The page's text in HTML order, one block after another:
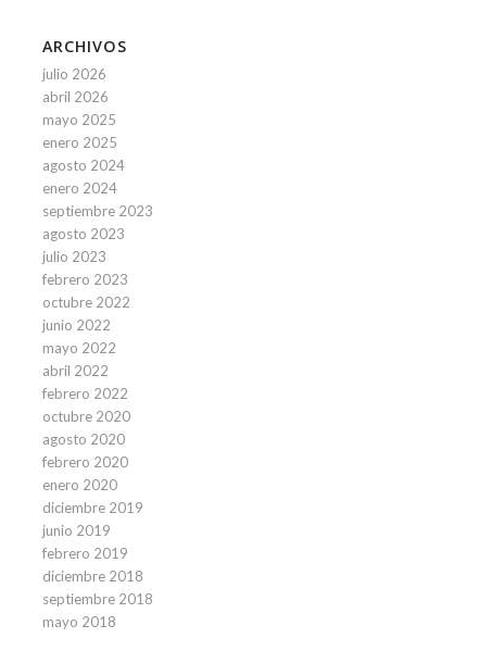
ARCHIVOS
julio 2026
abril 2026
mayo 2025
enero 2025
agosto 2024
enero 2024
septiembre 2023
agosto 2023
julio 2023
febrero 2023
octubre 2022
junio 2022
mayo 2022
abril 2022
febrero 2022
octubre 2020
agosto 2020
febrero 2020
enero 2020
diciembre 2019
junio 2019
febrero 2019
diciembre 2018
septiembre 2018
mayo 2018